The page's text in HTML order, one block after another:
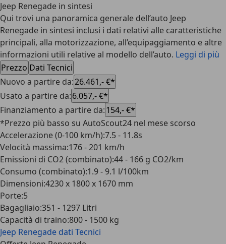
Jeep Renegade in sintesi
Qui trovi una panoramica generale dell’auto Jeep
Renegade in sintesi inclusi i dati relativi alle caratteristiche
principali, alla motorizzazione, all’equipaggiamento e altre
informazioni utili relative al modello dell’auto. Leggi di più
Prezzo Dati Tecnici
Nuovo a partire da:26.461,- €*
Usato a partire da:6.057,- €*
Finanziamento a partire da:154,- €*
*Prezzo più basso su AutoScout24 nel mese scorso
Accelerazione (0-100 km/h):7.5 - 11.8s
Velocità massima:176 - 201 km/h
Emissioni di CO2 (combinato):44 - 166 g CO2/km
Consumo (combinato):1.9 - 9.1 l/100km
Dimensioni:4230 x 1800 x 1670 mm
Porte:5
Bagagliaio:351 - 1297 Litri
Capacità di traino:800 - 1500 kg
Jeep Renegade dati Tecnici